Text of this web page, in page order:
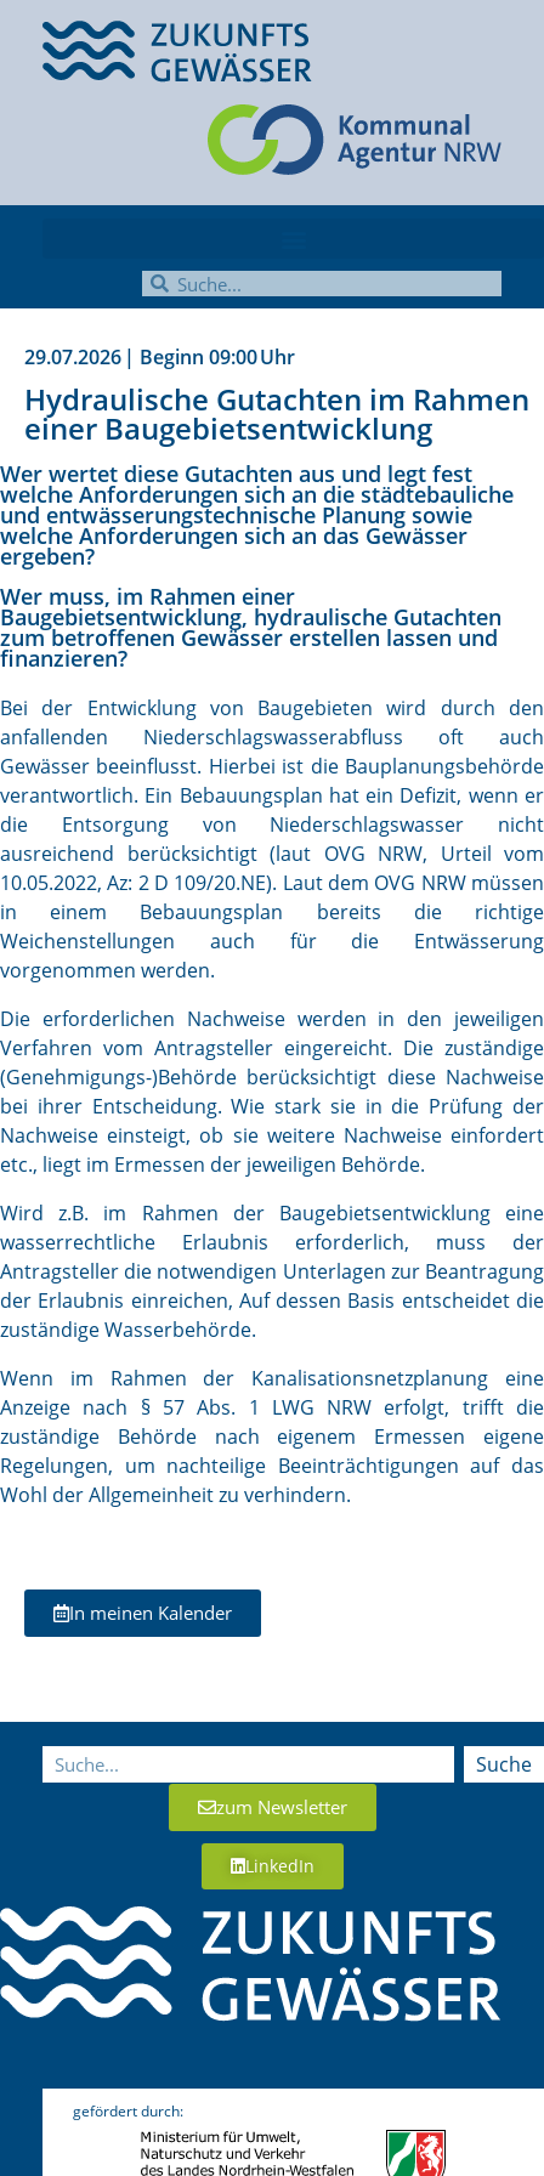
29.07.2026 | Beginn 09:00Uhr
Hydraulische Gutachten im Rahmen
einer Baugebietsentwicklung
Wer wertet diese Gutachten aus und legt fest
welche Anforderungen sich an die städtebauliche
und entwässerungstechnische Planung sowie
welche Anforderungen sich an das Gewässer
ergeben?
Wer muss, im Rahmen einer
Baugebietsentwicklung, hydraulische Gutachten
zum betroffenen Gewässer erstellen lassen und
finanzieren?
Bei der Entwicklung von Baugebieten wird durch den
anfallenden Niederschlagswasserabfluss oft auch
Gewässer beeinflusst. Hierbei ist die Bauplanungsbehörde
verantwortlich. Ein Bebauungsplan hat ein Defizit, wenn er
die Entsorgung von Niederschlagswasser nicht
ausreichend berücksichtigt (laut OVG NRW, Urteil vom
10.05.2022, Az: 2 D 109/20.NE). Laut dem OVG NRW müssen
in einem Bebauungsplan bereits die richtige
Weichenstellungen auch für die Entwässerung
vorgenommen werden.
Die erforderlichen Nachweise werden in den jeweiligen
Verfahren vom Antragsteller eingereicht. Die zuständige
(Genehmigungs-)Behörde berücksichtigt diese Nachweise
bei ihrer Entscheidung. Wie stark sie in die Prüfung der
Nachweise einsteigt, ob sie weitere Nachweise einfordert
etc., liegt im Ermessen der jeweiligen Behörde.
Wird z.B. im Rahmen der Baugebietsentwicklung eine
wasserrechtliche Erlaubnis erforderlich, muss der
Antragsteller die notwendigen Unterlagen zur Beantragung
der Erlaubnis einreichen, Auf dessen Basis entscheidet die
zuständige Wasserbehörde.
Wenn im Rahmen der Kanalisationsnetzplanung eine
Anzeige nach § 57 Abs. 1 LWG NRW erfolgt, trifft die
zuständige Behörde nach eigenem Ermessen eigene
Regelungen, um nachteilige Beeinträchtigungen auf das
Wohl der Allgemeinheit zu verhindern.
In meinen Kalender
Suche
zum Newsletter
LinkedIn
gefördert durch: